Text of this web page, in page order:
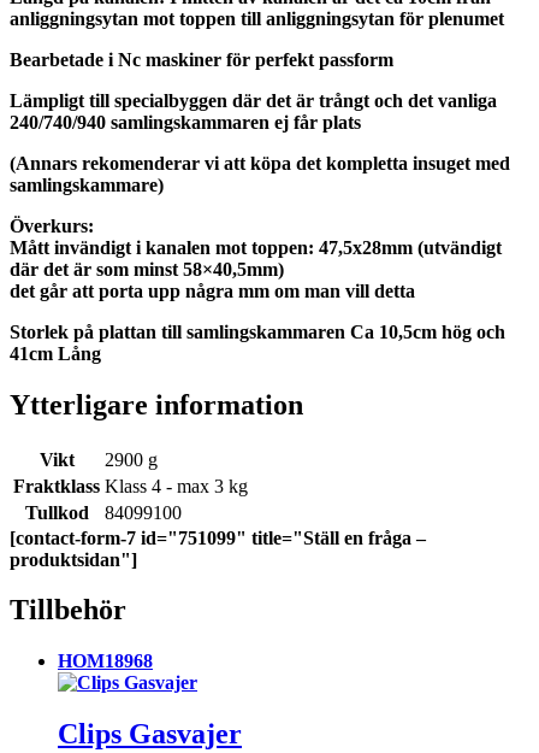
anliggningsytan mot toppen till anliggningsytan för plenumet
Bearbetade i Nc maskiner för perfekt passform
Lämpligt till specialbyggen där det är trångt och det vanliga
240/740/940 samlingskammaren ej får plats
(Annars rekomenderar vi att köpa det kompletta insuget med
samlingskammare)
Överkurs:
Mått invändigt i kanalen mot toppen: 47,5x28mm (utvändigt
där det är som minst 58×40,5mm)
det går att porta upp några mm om man vill detta
Storlek på plattan till samlingskammaren Ca 10,5cm hög och
41cm Lång
Ytterligare information
Vikt
2900 g
Fraktklass Klass 4 - max 3 kg
Tullkod
84099100
[contact-form-7 id="751099" title="Ställ en fråga –
produktsidan"]
Tillbehör
HOM18968
Clips Gasvajer